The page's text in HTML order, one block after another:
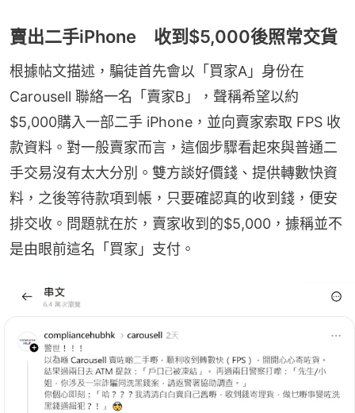
賣出二手iPhone 收到$5,000後照常交貨
根據帖文描述，騙徒首先會以「買家A」身份在
Carousell 聯絡一名「賣家B」，聲稱希望以約
$5,000購入一部二手 iPhone，並向賣家索取 FPS 收
款資料。對一般賣家而言，這個步驟看起來與普通二
手交易沒有太大分別。雙方談好價錢、提供轉數快資
料，之後等待款項到帳，只要確認真的收到錢，便安
排交收。問題就在於，賣家收到的$5,000，據稱並不
是由眼前這名「買家」支付。